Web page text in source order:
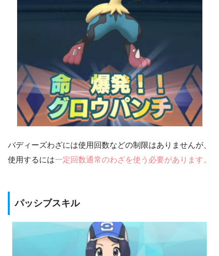
バディーズわざには使用回数などの制限はありませんが、
使用するには一定回数通常のわざを使う必要があります。
パッシブスキル